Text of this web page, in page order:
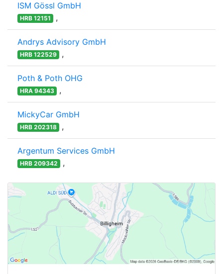
ISM Gössl GmbH
HRB 12151 ,
Andrys Advisory GmbH
HRB 122529 ,
Poth & Poth OHG
HRA 94343 ,
MickyCar GmbH
HRB 202318 ,
Argentum Services GmbH
HRB 209342 ,